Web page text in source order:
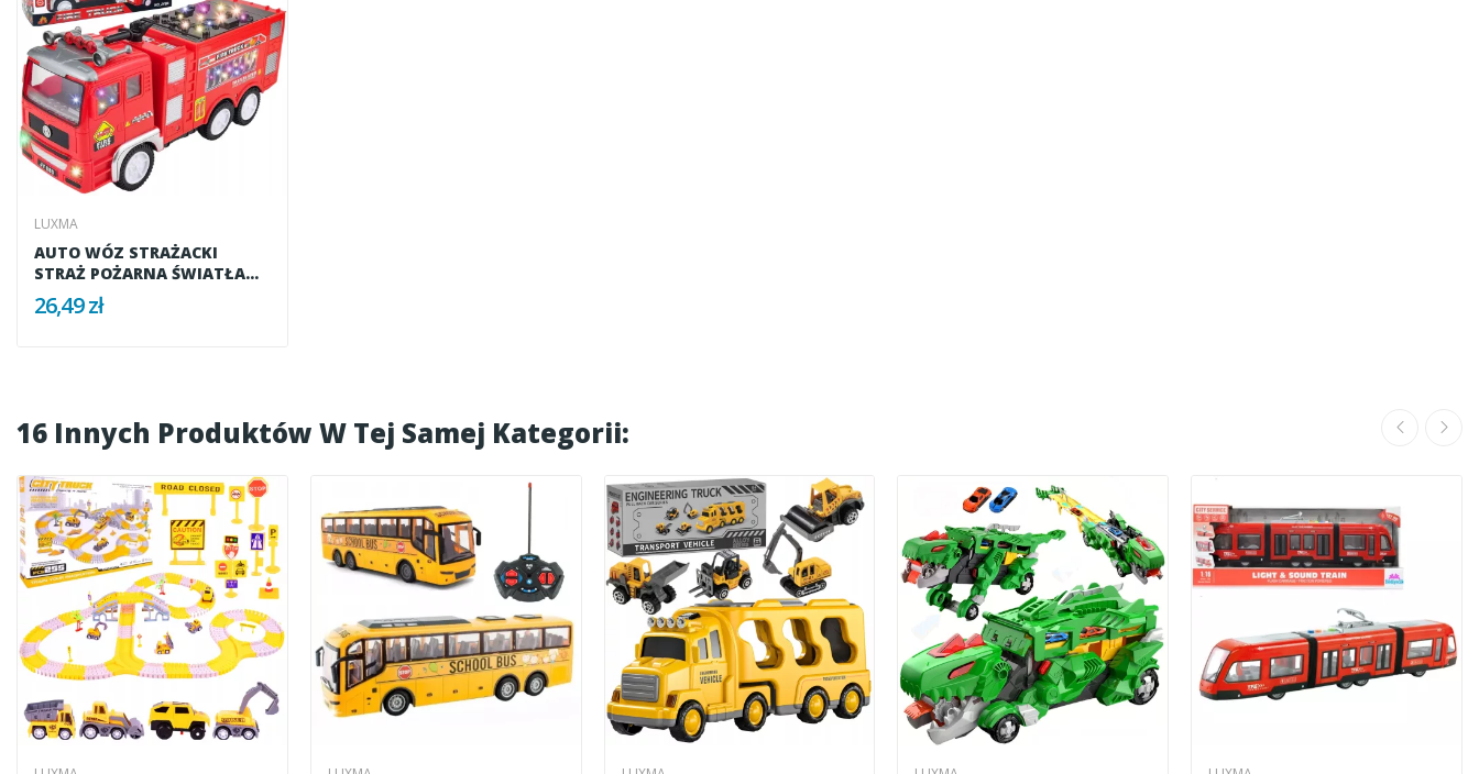
LUXMA
AUTO WÓZ STRAŻACKI
STRAŻ POŻARNA ŚWIATŁA...
26,49 zł
16 Innych Produktów W Tej Samej Kategorii: